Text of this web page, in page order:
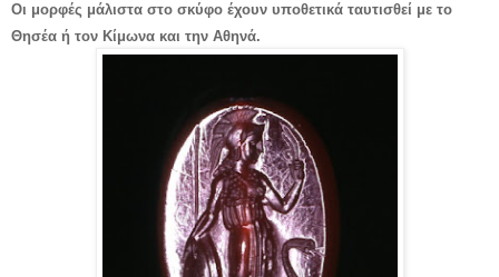
Οι μορφές μάλιστα στο σκύφο έχουν υποθετικά ταυτισθεί με το
Θησέα ή τον Κίμωνα και την Αθηνά.